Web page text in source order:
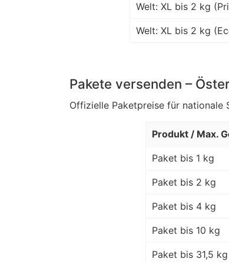
Welt: XL bis 2 kg
Welt: XL bis 2 kg
Pakete versenden –
Offizielle Paketpreise für nationale
Produkt / Max.
Paket bis 1 kg
Paket bis 2 kg
Paket bis 4 kg
Paket bis 10 kg
Paket bis 31,5 kg